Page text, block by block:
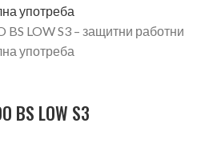
BS LOW S3